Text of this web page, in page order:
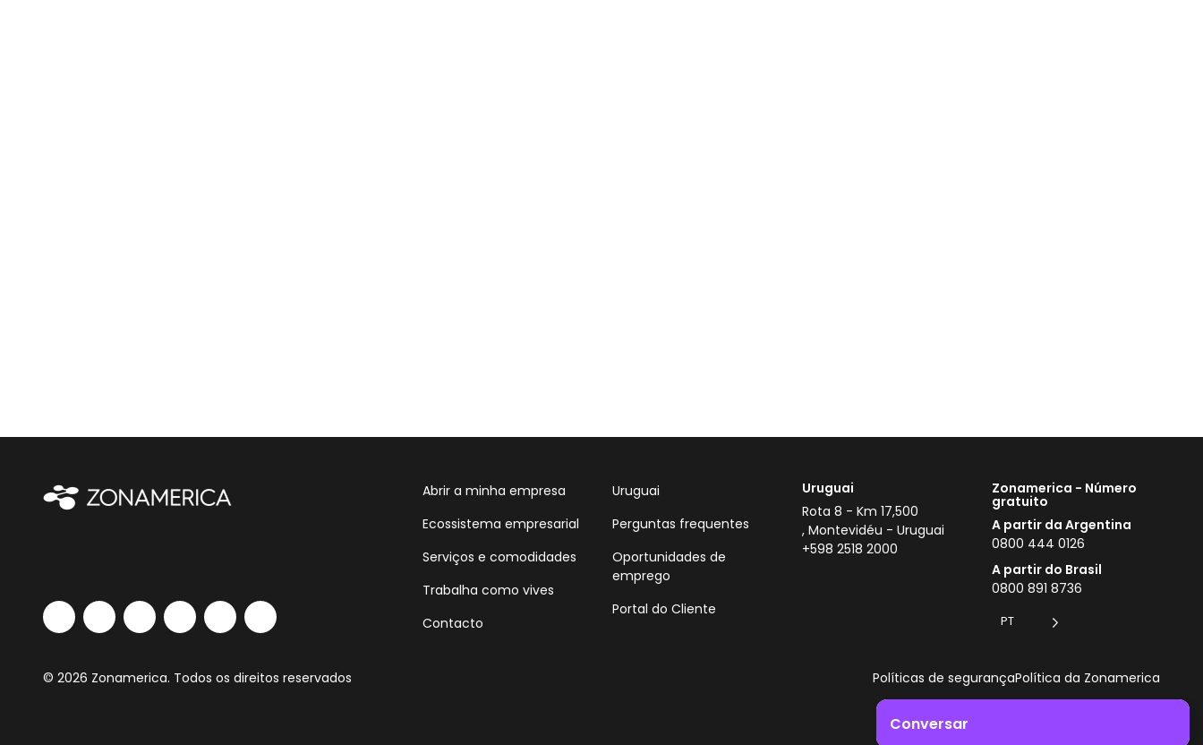
Abrir a minha empresa
Ecossistema empresarial
Serviços e comodidades
Trabalha como vives
Contacto
Uruguai
Perguntas frequentes
Oportunidades de
emprego
Portal do Cliente
Uruguai
Rota 8 - Km 17,500
, Montevidéu - Uruguai
+598 2518 2000
Zonamerica - Número
gratuito
A partir da Argentina
0800 444 0126
A partir do Brasil
0800 891 8736
PT
© 2026 Zonamerica. Todos os direitos reservados Políticas de segurançaPolítica da Zonamerica
Conversar